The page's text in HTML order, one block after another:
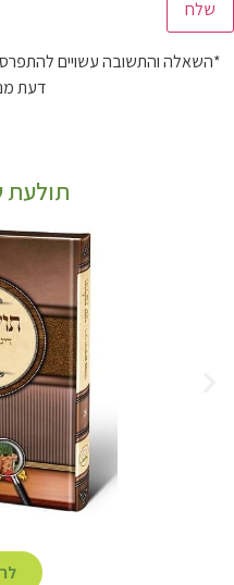
*השאלה והתשובה עשויים
דעת
תולעת